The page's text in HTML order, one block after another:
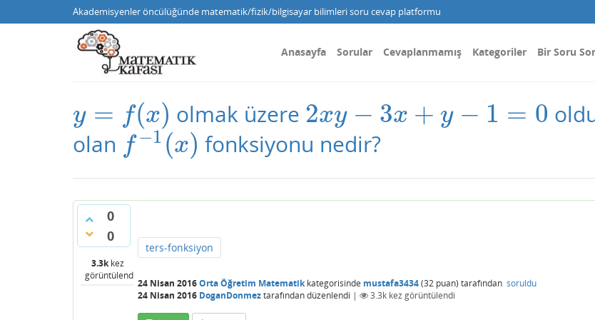
Akademisyenler öncülüğünde matematik/fizik/bilgisayar bilimleri soru cevap platformu
Anasayfa Sorular Cevaplanmamış Kategoriler Bir Soru Sor
y = f(x)
y=f(x ) olmak üzere 2xy − 3x + y − 1 = 0
2xy− 3x +y− 1= 0
olan f −1 (x)
f−1(x) fonksiyonu nedir?
0
0
3.3kkez
görüntülendi
ters-fonksiyon
24 Nisan 2016Orta Öğretim Matematikkategorisinde mustafa3434(32 puan) tarafından soruldu
24 Nisan 2016 DoganDonmeztarafındandüzenlendi | 3.3k kez görüntülendi